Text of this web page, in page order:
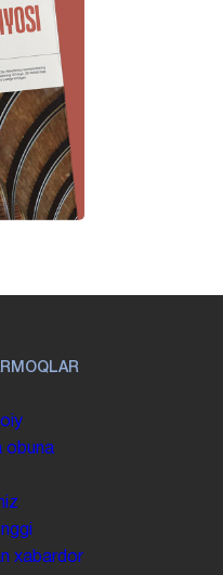
obuna
xabardor